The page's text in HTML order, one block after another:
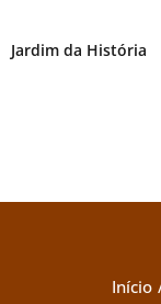
Jardim da História
Início